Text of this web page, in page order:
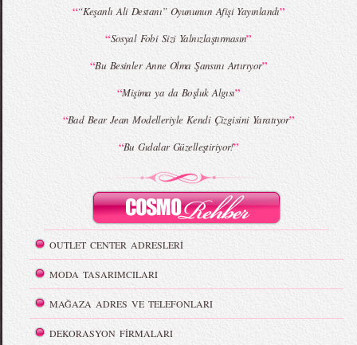
““Keşanlı Ali Destanı” Oyununun Afişi Yayınlandı”
“Sosyal Fobi Sizi Yalnızlaştırmasın”
“Bu Besinler Anne Olma Şansını Artırıyor”
“Mişima ya da Boşluk Algısı”
“Bad Bear Jean Modelleriyle Kendi Çizgisini Yaratıyor”
“Bu Gıdalar Güzelleştiriyor!”
OUTLET CENTER ADRESLERİ
MODA TASARIMCILARI
MAĞAZA ADRES VE TELEFONLARI
DEKORASYON FİRMALARI